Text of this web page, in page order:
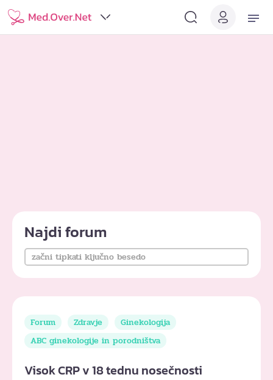
Najdi forum
Forum Zdravje
Ginekologija
ABC ginekologije in porodništva
Visok CRP v 18 tednu nosečnosti